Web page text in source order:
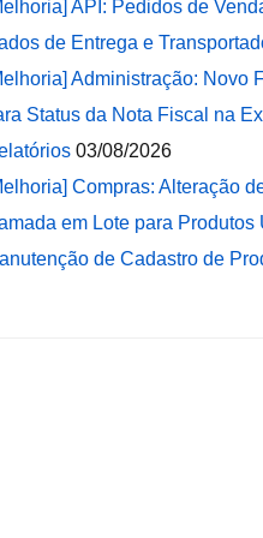
API: Pedidos de
de Entrega e
Administração: Novo
Status da Nota Fiscal na
03/08/2026
Compras: Alteração
em Lote para Produtos
de Cadastro de